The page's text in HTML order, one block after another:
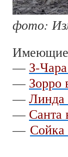
фото:
— З-
— Зорро
—
—
—